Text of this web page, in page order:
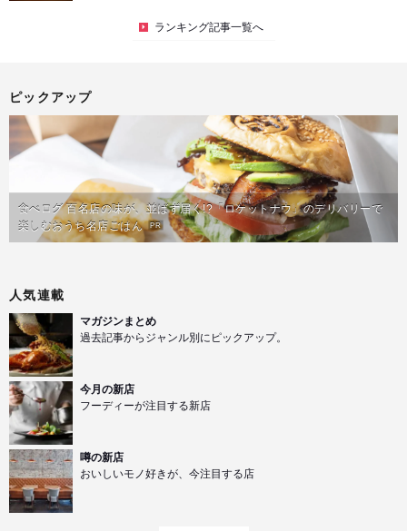
ランキング記事一覧へ
ピックアップ
食べログ 百名店の味が、並ばず届く!?「ロケットナウ」のデリバリーで
楽しむおうち名店ごはん PR
人気連載
マガジンまとめ
過去記事からジャンル別にピックアップ。
今月の新店
フーディーが注目する新店
噂の新店
おいしいモノ好きが、今注目する店